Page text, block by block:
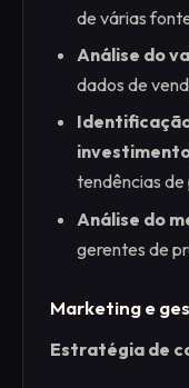
de várias
Análise do
dados de
tendências de
Análise do
gerentes de
Marketing e
Estratégia de